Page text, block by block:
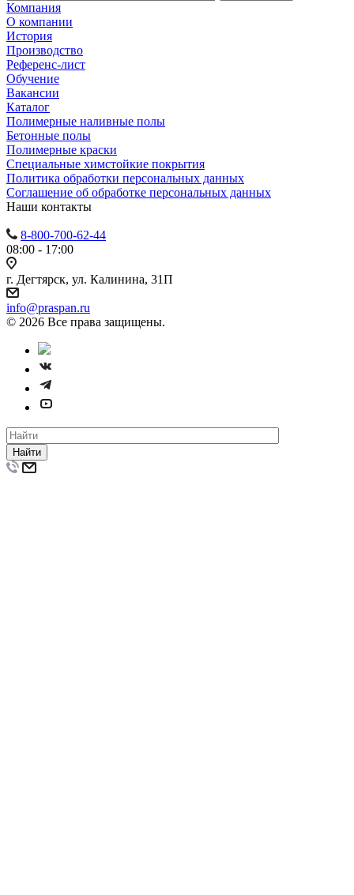
Компания
О компании
История
Производство
Референс-лист
Обучение
Вакансии
Каталог
Полимерные наливные полы
Бетонные полы
Полимерные краски
Специальные химстойкие покрытия
Политика обработки персональных данных
Cоглашение об обработке персональных данных
Наши контакты
8-800-700-62-44
08:00 - 17:00
г. Дегтярск, ул. Калинина, 31П
info@praspan.ru
© 2026 Все права защищены.
Найти